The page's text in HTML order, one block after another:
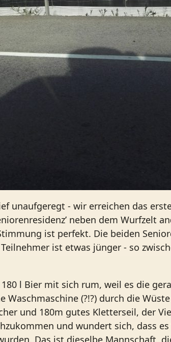
unaufgeregt - wir erreichen das
neben dem Wurfzelt
ist perfekt. Die beiden
ist etwas jünger - so
l Bier mit sich rum, weil es die
Waschmaschine (?!?) durch die
und 180m gutes Kletterseil, der
und wundert sich, dass